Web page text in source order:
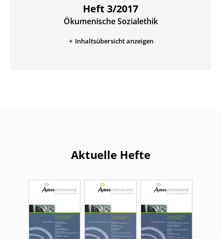
Heft 3/2017
:
Ökumenische Sozialethik
Inhaltsübersicht anzeigen
Aktuelle Hefte